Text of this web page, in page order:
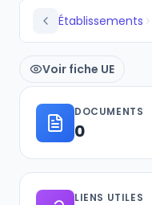
Établissements
Voir fiche UE
DOCUMENTS
0
LIENS UTILES